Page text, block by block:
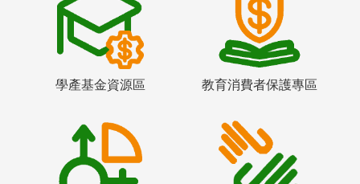
學產基金資源區 教育消費者保護專區